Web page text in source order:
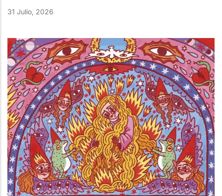
31 Julio, 2026